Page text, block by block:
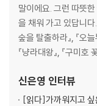
후렴이 있는 사람
나는 후크선장!
세속적인 내가 사는 법
부족해도 괜찮은 사람
네가 와서 다행이야!
햇살이 눈부신 날
말이에요. 그런 따뜻
을 채워 가고 있답니다.
숲을 탈출하라』, 『오
『냥라대왕』, 『구미호
신은영 인터뷰
[읽다]가까워지고